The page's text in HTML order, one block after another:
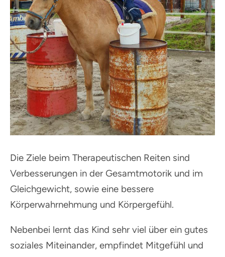
Die Ziele beim Therapeutischen Reiten sind
Verbesserungen in der Gesamtmotorik und im
Gleichgewicht, sowie eine bessere
Körperwahrnehmung und Körpergefühl.
Nebenbei lernt das Kind sehr viel über ein gutes
soziales Miteinander, empfindet Mitgefühl und